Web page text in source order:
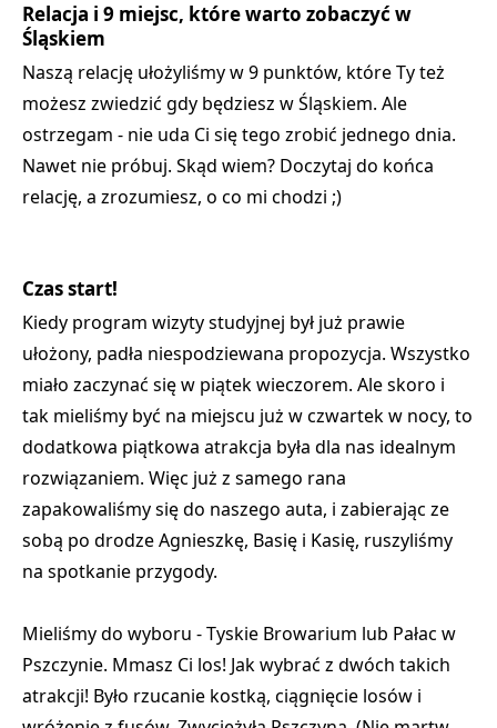
Relacja i 9 miejsc, które warto zobaczyć w
Śląskiem
Naszą relację ułożyliśmy w 9 punktów, które Ty też
możesz zwiedzić gdy będziesz w Śląskiem. Ale
ostrzegam - nie uda Ci się tego zrobić jednego dnia.
Nawet nie próbuj. Skąd wiem? Doczytaj do końca
relację, a zrozumiesz, o co mi chodzi ;)
Czas start!
Kiedy program wizyty studyjnej był już prawie
ułożony, padła niespodziewana propozycja. Wszystko
miało zaczynać się w piątek wieczorem. Ale skoro i
tak mieliśmy być na miejscu już w czwartek w nocy, to
dodatkowa piątkowa atrakcja była dla nas idealnym
rozwiązaniem. Więc już z samego rana
zapakowaliśmy się do naszego auta, i zabierając ze
sobą po drodze Agnieszkę, Basię i Kasię, ruszyliśmy
na spotkanie przygody.
Mieliśmy do wyboru - Tyskie Browarium lub Pałac w
Pszczynie. Mmasz Ci los! Jak wybrać z dwóch takich
atrakcji! Było rzucanie kostką, ciągnięcie losów i